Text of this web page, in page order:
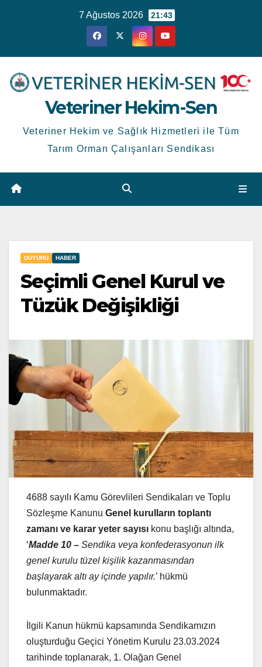
7 Ağustos 2026 21:43
Veteriner Hekim-Sen
Veteriner Hekim ve Sağlık Hizmetleri ile Tüm
Tarım Orman Çalışanları Sendikası
DUYURU HABER
Seçimli Genel Kurul ve
Tüzük Değişikliği
4688 sayılı Kamu Görevlileri Sendikaları ve Toplu
Sözleşme Kanunu Genel kurulların toplantı
zamanı ve karar yeter sayısı konu başlığı altında,
‘Madde 10 – Sendika veya konfederasyonun ilk
genel kurulu tüzel kişilik kazanmasından
başlayarak altı ay içinde yapılır.’ hükmü
bulunmaktadır.
İlgili Kanun hükmü kapsamında Sendikamızın
oluşturduğu Geçici Yönetim Kurulu 23.03.2024
tarihinde toplanarak, 1. Olağan Genel